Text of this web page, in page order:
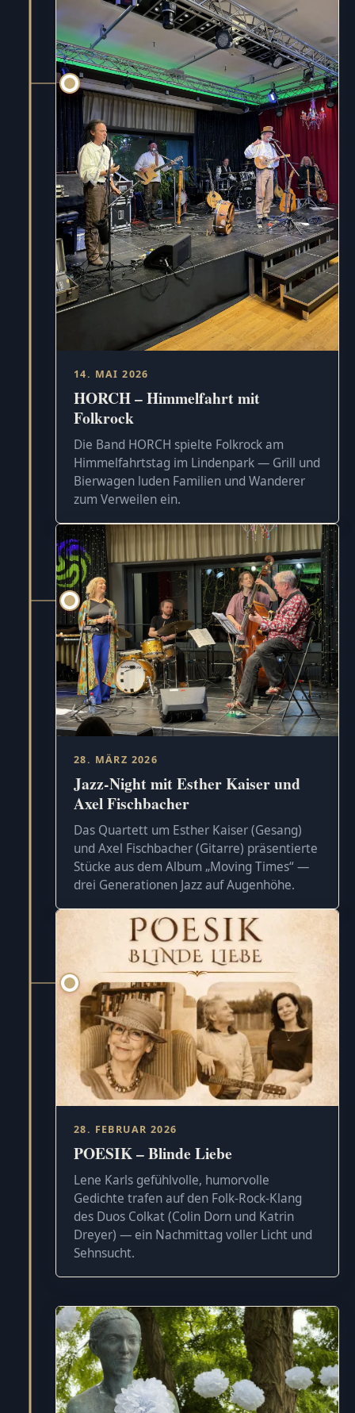
14. MAI 2026
HORCH – Himmelfahrt mit
Folkrock
Die Band HORCH spielte Folkrock am
Himmelfahrtstag im Lindenpark — Grill und
Bierwagen luden Familien und Wanderer
zum Verweilen ein.
28. MÄRZ 2026
Jazz-Night mit Esther Kaiser und
Axel Fischbacher
Das Quartett um Esther Kaiser (Gesang)
und Axel Fischbacher (Gitarre) präsentierte
Stücke aus dem Album „Moving Times“ —
drei Generationen Jazz auf Augenhöhe.
28. FEBRUAR 2026
POESIK – Blinde Liebe
Lene Karls gefühlvolle, humorvolle
Gedichte trafen auf den Folk-Rock-Klang
des Duos Colkat (Colin Dorn und Katrin
Dreyer) — ein Nachmittag voller Licht und
Sehnsucht.